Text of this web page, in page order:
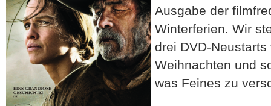
Ausgabe der
Winterferien. Wir
drei DVD-
Weihnachten und
was Feines zu